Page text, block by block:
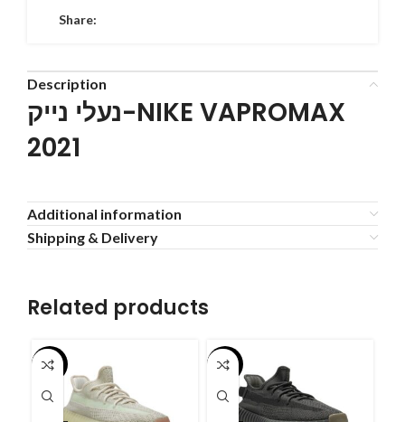
Share:
Description
נעלי נייק-NIKE VAPROMAX
2021
Additional information
Shipping & Delivery
Related products
-55% -55%